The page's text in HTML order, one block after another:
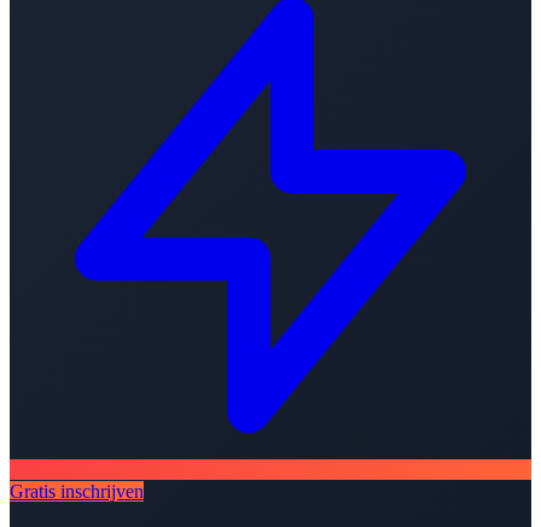
Gratis inschrijven